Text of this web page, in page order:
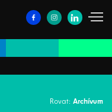
Rovat: Archívum